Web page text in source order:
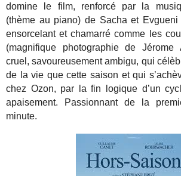
domine le film, renforcé par la
(thème au piano) de Sacha et
ensorcelant et chamarré comme les
(magnifique photographie de Jérome
cruel, savoureusement ambigu, qui
de la vie que cette saison et qui
chez Ozon, par la fin logique d’un
apaisement. Passionnant de la
minute.